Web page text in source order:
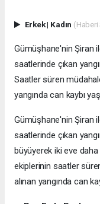
Erkek| Kadın (Haberi
Gümüşhane'nin Şiran
saatlerinde çıkan
Saatler süren
yangında can kaybı
Gümüşhane'nin Şiran
saatlerinde çıkan
büyüyerek iki eve
ekiplerinin saatler
alınan yangında can